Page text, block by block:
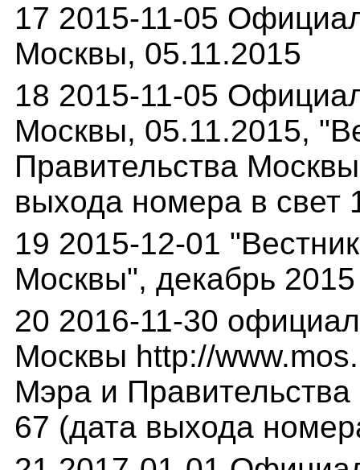
17 2015-11-05
Москвы, 05.11.2015
18 2015-11-05
Москвы, 05.11.2015,
Правительства
выхода номера в свет
19 2015-12-01
Москвы", декабрь 2015
20 2016-11-30
Москвы http://
Мэра и
67 (дата выхода